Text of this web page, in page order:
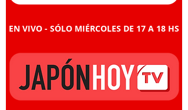
EN VIVO - SÓLO MIÉRCOLES DE 17 A 18 HS